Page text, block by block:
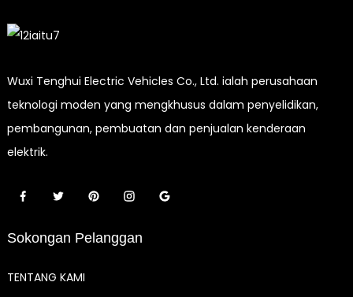
Wuxi Tenghui Electric Vehicles Co., Ltd. ialah perusahaan
teknologi moden yang mengkhusus dalam penyelidikan,
pembangunan, pembuatan dan penjualan kenderaan
elektrik.
Sokongan Pelanggan
TENTANG KAMI